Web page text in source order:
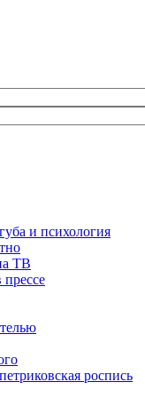
и психология
ТВ
роспись